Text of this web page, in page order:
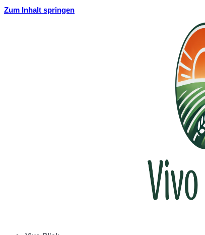
Zum Inhalt springen